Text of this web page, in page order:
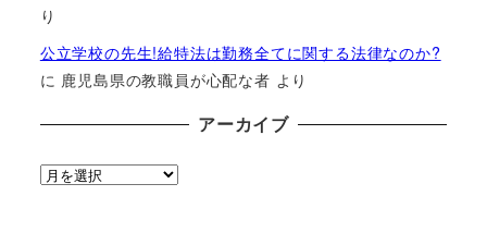
り
公立学校の先生!給特法は勤務全てに関する法律なのか?
に 鹿児島県の教職員が心配な者 より
アーカイブ
ア